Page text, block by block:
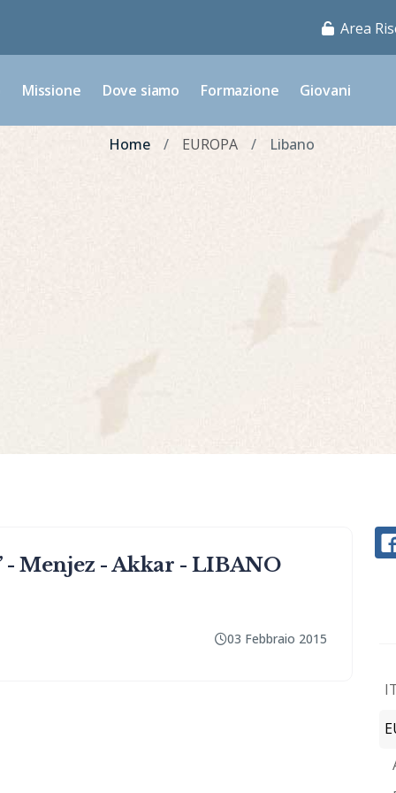
Area
Missione Dove siamo Formazione Giovani
Home EUROPA Libano
- Menjez - Akkar - LIBANO
03 Febbraio 2015